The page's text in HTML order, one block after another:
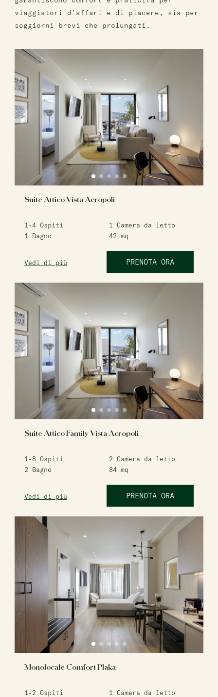
viaggiatori d’affari e di piacere, sia per
soggiorni brevi che prolungati.
Suite Attico Vista Acropoli
1-4 Ospiti 1
Camera da letto
1
Bagno 42 mq
Vedi di più PRENOTA ORA
Suite Attico Family Vista Acropoli
1-8 Ospiti 2 Camera da letto
2 Bagno 84 mq
Vedi di più PRENOTA ORA
Monolocale Comfort Plaka
1-2 Ospiti 1
Camera da letto